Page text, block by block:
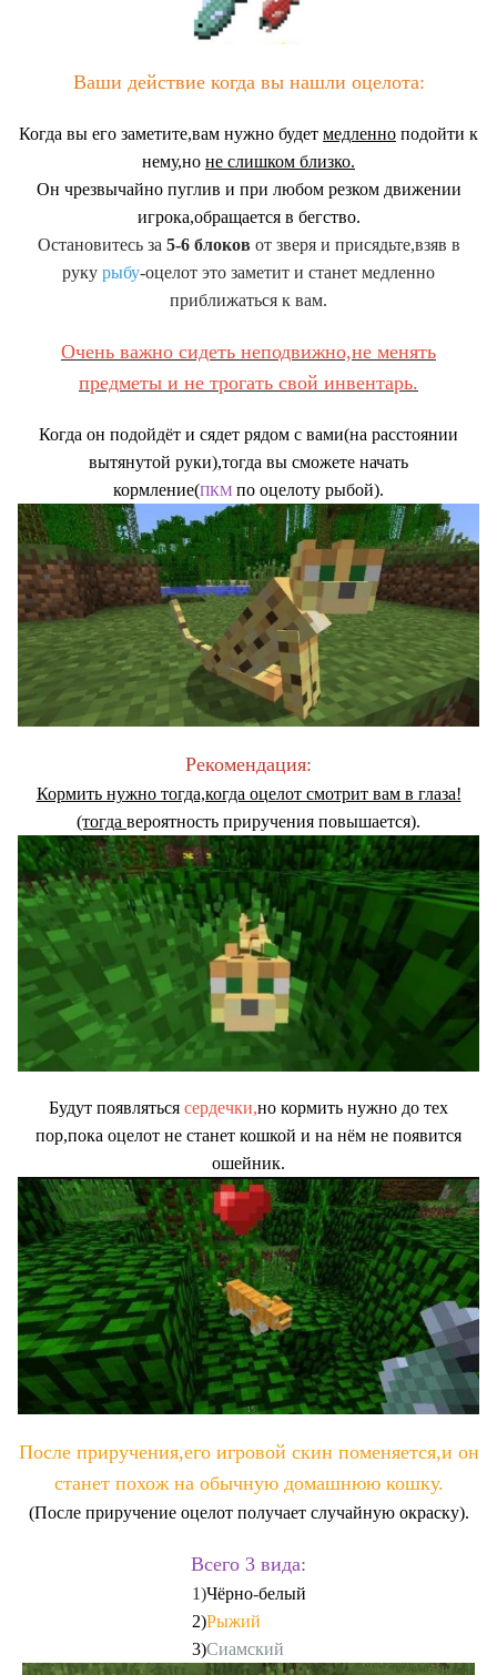
Ваши действие когда вы нашли оцелота:
Когда вы его заметите,вам нужно будет медленно подойти к
нему,но не слишком близко.
Он чрезвычайно пуглив и при любом резком движении
игрока,обращается в бегство.
Остановитесь за 5-6 блоков от зверя и присядьте,взяв в
руку рыбу-оцелот это заметит и станет медленно
приближаться к вам.
Очень важно сидеть неподвижно,не менять
предметы и не трогать свой инвентарь.
Когда он подойдёт и сядет рядом с вами(на расстоянии
вытянутой руки),тогда вы сможете начать
кормление(ПКМ по оцелоту рыбой).
Рекомендация:
Кормить нужно тогда,когда оцелот смотрит вам в глаза!
(тогда вероятность приручения повышается).
Будут появляться сердечки,но кормить нужно до тех
пор,пока оцелот не станет кошкой и на нём не появится
ошейник.
После приручения,его игровой скин поменяется,и он
станет похож на обычную домашнюю кошку.
(После приручение оцелот получает случайную окраску).
Всего 3 вида:
1)Чёрно-белый
2)Рыжий
3)Сиамский